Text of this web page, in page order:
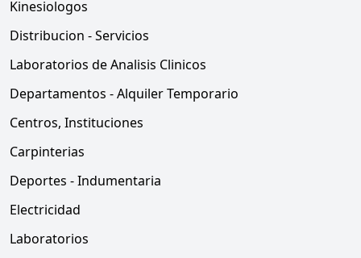
Kinesiologos
Distribucion - Servicios
Laboratorios de Analisis Clinicos
Departamentos - Alquiler Temporario
Centros, Instituciones
Carpinterias
Deportes - Indumentaria
Electricidad
Laboratorios